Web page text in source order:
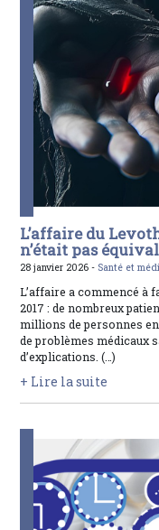
L’affaire du
n’était pas
28 janvier 2026 - Santé et
L’affaire a commencé à
2017 : de nombreux
millions de personnes
de problèmes médicaux
d’explications. (…)
+ Lire la suite